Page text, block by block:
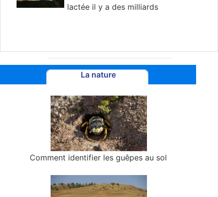
lactée il y a des milliards
La nature
Comment identifier les guêpes au sol